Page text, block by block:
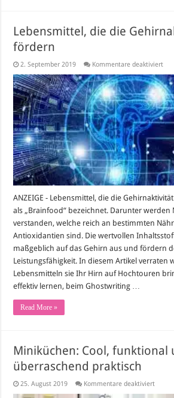
Lebensmittel, die die
fördern
2. September 2019 Kommentare deaktiviertfür
die
die
ANZEIGE - Lebensmittel, die die
als „Brainfood“ bezeichnet. Darunter werden
verstanden, welche reich an bestimmten
Antioxidantien sind. Die wertvollen
maßgeblich auf das Gehirn aus und fördern
Leistungsfähigkeit. In diesem Artikel verraten
Lebensmitteln sie Ihr Hirn auf Hochtouren
effektiv lernen, beim Ghostwriting …
Read More »
Miniküchen: Cool, funktional
überraschend praktisch
25. August 2019 Kommentare deaktiviertfür